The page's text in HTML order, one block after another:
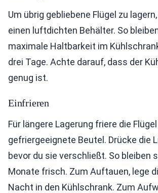
Um übrig gebliebene Flügel zu
einen luftdichten Behälter. So
maximale Haltbarkeit im
drei Tage. Achte darauf, dass der
genug ist.
Einfrieren
Für längere Lagerung friere die
gefriergeeignete Beutel. Drücke die
bevor du sie verschließt. So bleiben
Monate frisch. Zum Auftauen, lege
Nacht in den Kühlschrank. Zum